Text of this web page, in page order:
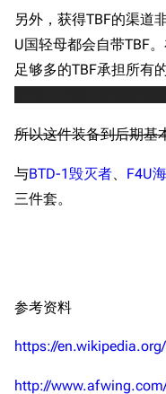
留言讨论页
新文件
新页面
帮助
资助百科
编辑规范
随便逛逛
海
经
远
好
战
港区系统
头像
勋章
考
另外，获得TBF的渠道
U国轻母都会自带TBF
足够多的TBF承担所有
所以这件装备到后期基
与BTD-1毁灭者、 F4U
三件套。
参考资料
https://
http://